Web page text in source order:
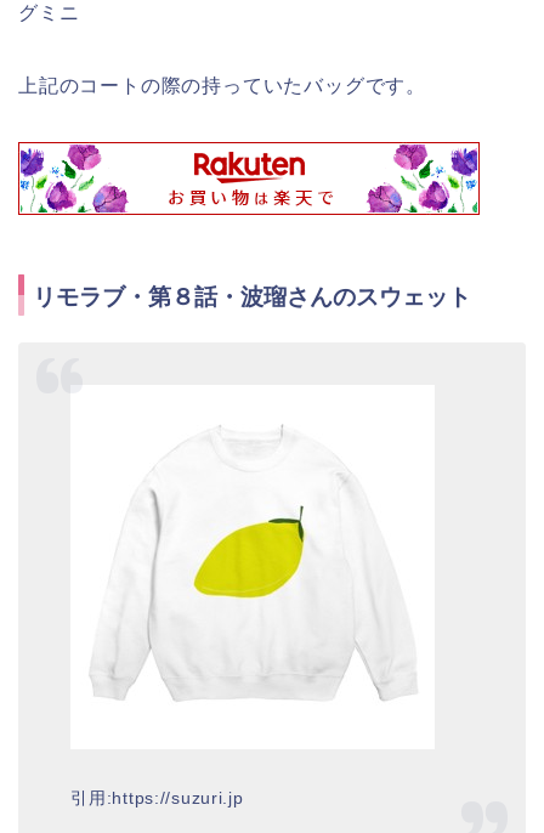
グミニ
上記のコートの際の持っていたバッグです。
リモラブ・第８話・波瑠さんのスウェット
引用:https://suzuri.jp